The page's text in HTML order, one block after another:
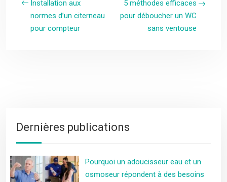
Installation aux
normes d’un citerneau
pour compteur
5 méthodes efficaces
pour déboucher un WC
sans ventouse
Dernières publications
Pourquoi un adoucisseur eau et un
osmoseur répondent à des besoins